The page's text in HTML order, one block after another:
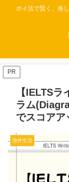
ポイ活で賢く、推
PR
【IELTS
ラム
でスコアア
海外生活